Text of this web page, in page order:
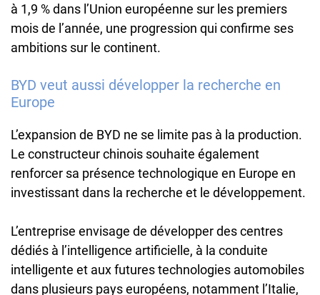
à 1,9 % dans l’Union européenne sur les premiers
mois de l’année, une progression qui confirme ses
ambitions sur le continent.
BYD veut aussi développer la recherche en
Europe
L’expansion de BYD ne se limite pas à la production.
Le constructeur chinois souhaite également
renforcer sa présence technologique en Europe en
investissant dans la recherche et le développement.
L’entreprise envisage de développer des centres
dédiés à l’intelligence artificielle, à la conduite
intelligente et aux futures technologies automobiles
dans plusieurs pays européens, notamment l’Italie,